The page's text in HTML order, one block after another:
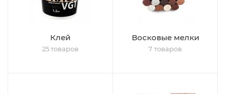
Клей
25 товаров
Восковые мелки
7 товаров